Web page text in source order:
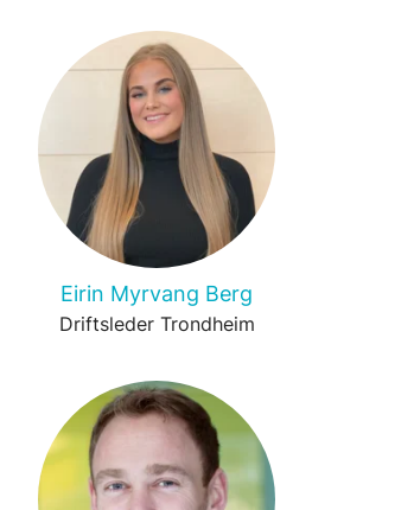
Eirin Myrvang Berg
Driftsleder Trondheim